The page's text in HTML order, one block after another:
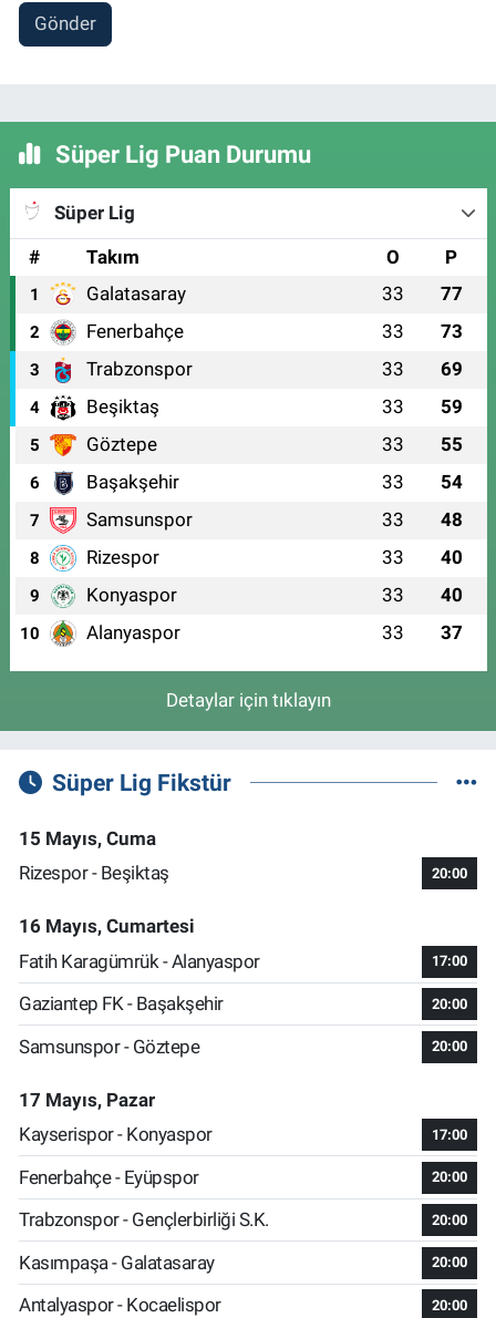
Gönder
Süper Lig Puan Durumu
Süper Lig
#
Takım O P
1 Galatasaray 33 77
2 Fenerbahçe 33 73
3 Trabzonspor 33 69
4 Beşiktaş 33 59
5 Göztepe 33 55
6 Başakşehir 33 54
7 Samsunspor 33 48
8 Rizespor 33 40
9 Konyaspor 33 40
10 Alanyaspor 33 37
Detaylar için tıklayın
Süper Lig Fikstür
15 Mayıs, Cuma
Rizespor - Beşiktaş
20:00
16 Mayıs, Cumartesi
Fatih Karagümrük - Alanyaspor
17:00
Gaziantep FK - Başakşehir 20:00
Samsunspor - Göztepe 20:00
17 Mayıs, Pazar
Kayserispor - Konyaspor
17:00
Fenerbahçe - Eyüpspor 20:00
Trabzonspor - Gençlerbirliği S.K. 20:00
Kasımpaşa - Galatasaray 20:00
Antalyaspor - Kocaelispor 20:00